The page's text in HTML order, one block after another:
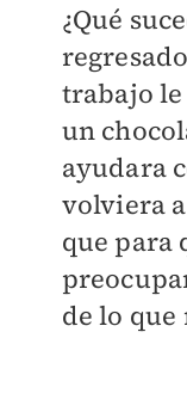
¿Qué
trabajo
un
ayudara
volviera
que para
de lo que